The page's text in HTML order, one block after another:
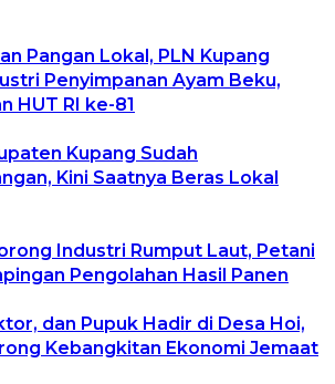
Pangan Lokal, PLN Kupang
Penyimpanan Ayam Beku,
HUT RI ke-81
Kupang Sudah
Kini Saatnya Beras Lokal
Industri Rumput Laut, Petani
Pengolahan Hasil Panen
dan Pupuk Hadir di Desa Hoi,
Kebangkitan Ekonomi Jemaat